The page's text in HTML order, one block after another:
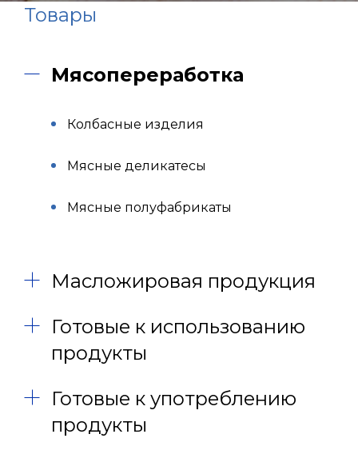
Товары
Мясопереработка
Колбасные изделия
Мясные деликатесы
Мясные полуфабрикаты
Масложировая продукция
Готовые к использованию
продукты
Готовые к употреблению
продукты